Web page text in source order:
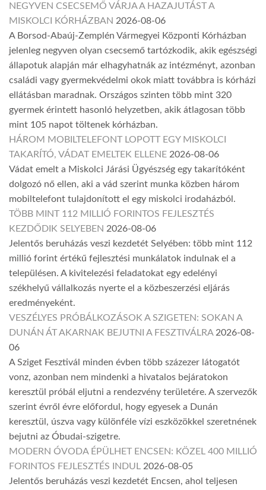
NEGYVEN CSECSEMŐ VÁRJA A HAZAJUTÁST A
MISKOLCI KÓRHÁZBAN 2026-08-06
A Borsod-Abaúj-Zemplén Vármegyei Központi Kórházban
jelenleg negyven olyan csecsemő tartózkodik, akik egészségi
állapotuk alapján már elhagyhatnák az intézményt, azonban
családi vagy gyermekvédelmi okok miatt továbbra is kórházi
ellátásban maradnak. Országos szinten több mint 320
gyermek érintett hasonló helyzetben, akik átlagosan több
mint 105 napot töltenek kórházban.
HÁROM MOBILTELEFONT LOPOTT EGY MISKOLCI
TAKARÍTÓ, VÁDAT EMELTEK ELLENE 2026-08-06
Vádat emelt a Miskolci Járási Ügyészség egy takarítóként
dolgozó nő ellen, aki a vád szerint munka közben három
mobiltelefont tulajdonított el egy miskolci irodaházból.
TÖBB MINT 112 MILLIÓ FORINTOS FEJLESZTÉS
KEZDŐDIK SELYEBEN 2026-08-06
Jelentős beruházás veszi kezdetét Selyében: több mint 112
millió forint értékű fejlesztési munkálatok indulnak el a
településen. A kivitelezési feladatokat egy edelényi
székhelyű vállalkozás nyerte el a közbeszerzési eljárás
eredményeként.
VESZÉLYES PRÓBÁLKOZÁSOK A SZIGETEN: SOKAN A
DUNÁN ÁT AKARNAK BEJUTNI A FESZTIVÁLRA 2026-08-
06
A Sziget Fesztivál minden évben több százezer látogatót
vonz, azonban nem mindenki a hivatalos bejáratokon
keresztül próbál eljutni a rendezvény területére. A szervezők
szerint évről évre előfordul, hogy egyesek a Dunán
keresztül, úszva vagy különféle vízi eszközökkel szeretnének
bejutni az Óbudai-szigetre.
MODERN ÓVODA ÉPÜLHET ENCSEN: KÖZEL 400 MILLIÓ
FORINTOS FEJLESZTÉS INDUL 2026-08-05
Jelentős beruházás veszi kezdetét Encsen, ahol teljesen